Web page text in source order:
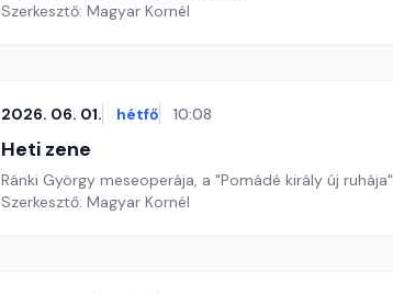
Szerkesztő: Magyar Kornél
2026. 06. 01. hétfő 10:08
Heti zene
Ránki György meseoperája, a "Pomádé király új ruhája"
Szerkesztő: Magyar Kornél